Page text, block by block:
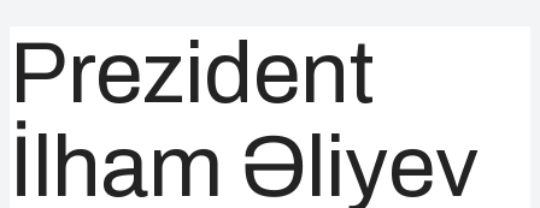
Prezident
İlham Əliyev